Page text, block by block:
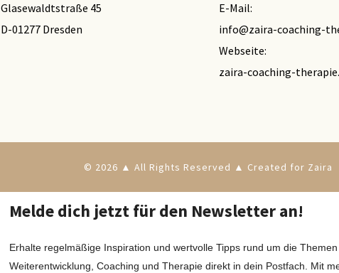
Glasewaldtstraße 45
D-01277 Dresden
E-Mail:
info@zaira-coaching-
Webseite:
zaira-coaching-
© 2026 ▲ All Rights Reserved ▲ Created for Zaira
Melde dich jetzt für den Newsletter an!
Erhalte regelmäßige Inspiration und wertvolle Tipps rund um die
Weiterentwicklung, Coaching und Therapie direkt in dein Postfach. Mit